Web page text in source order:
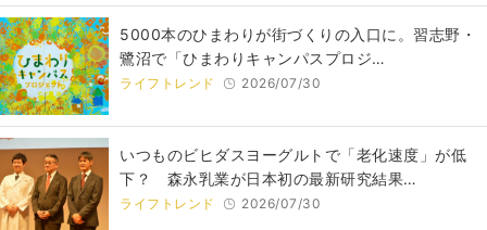
5000本のひまわりが街づくりの入口に。習志野・
鷺沼で「ひまわりキャンパスプロジ…
ライフトレンド 2026/07/30
いつものビヒダスヨーグルトで「老化速度」が低
下？ 森永乳業が日本初の最新研究結果…
ライフトレンド 2026/07/30